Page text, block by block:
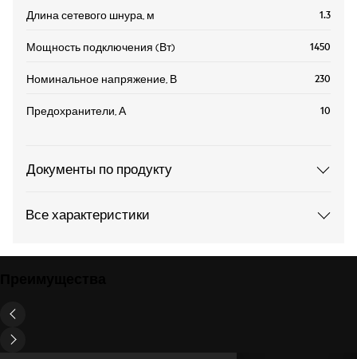
Длина сетевого шнура, м 1.3
Мощность подключения (Вт) 1450
Номинальное напряжение, В 230
Предохранители, А 10
Документы по продукту
Все характеристики